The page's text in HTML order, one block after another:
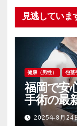
見逃していま
健康（男性） 包茎
福岡で安
手術の最
ント
2025年8月24